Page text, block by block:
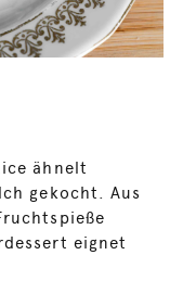
ähnelt
gekocht. Aus
eignet